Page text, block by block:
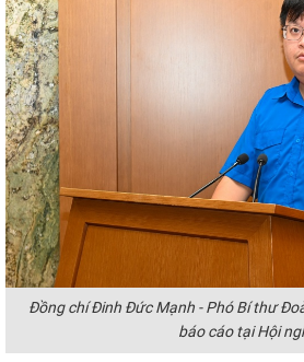
Đồng chí Đinh Đức Mạnh - Phó Bí thư
báo cáo tại Hội